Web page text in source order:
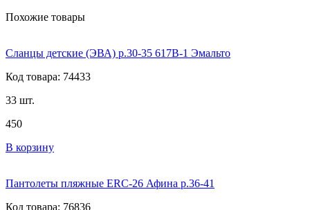
Похожие товары
Сланцы детские (ЭВА) р.30-35 617В-1 Эмальто
Код товара: 74433
33 шт.
450
В корзину
Пантолеты пляжные ERC-26 Афина р.36-41
Код товара: 76836